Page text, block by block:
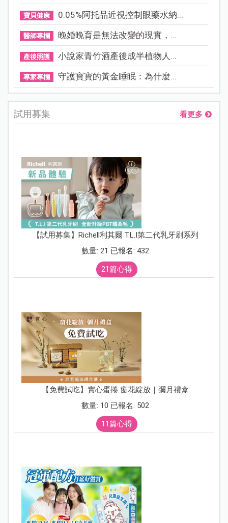
寶貝健康 0.05%阿托品近視控制眼藥水納...
醫師專欄 晚婚晚育是無法改變的現實，...
產後照護 小說家青竹酒產後成半植物人...
專家專欄 守護寶寶的黃金睡眠：為什麼...
試用募集 看更多
【試用募集】Richell利其爾 T.L.I第二代乳牙刷系列
數量: 21 已報名: 432
21篇心得
【免費試吃】實心蛋捲 窗花綻放｜彌月禮盒
數量: 10 已報名: 502
11篇心得